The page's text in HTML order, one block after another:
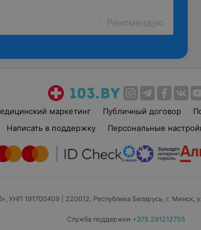
Рекомендую
маркетинг Публичный договор
Написать в поддержку Персональные
УНП 191700409 | 220012, Республика Беларусь, г. Минск,
Служба поддержки +375 291212755